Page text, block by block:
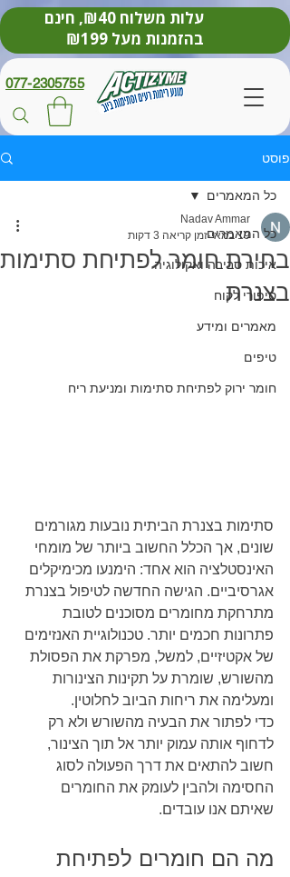
077-2305755
עלות משלוח ₪40, חינם
בהזמנות מעל ₪199
פוסט
כל המאמרים
איכות סביבה ואקולוגיה
סיפורי לקוח
מאמרים ומידע
טיפים
חומר ירוק לפתיחת סתימות ומניעת ריח
כל המאמרים
בחירת חומר לפתיחת סתימות
בצנרת
Nadav Ammar
19 במאי
זמן קריאה 3 דקות
סתימות בצנרת הביתית נובעות מגורמים
שונים, אך הכלל החשוב ביותר של מומחי
האינסטלציה הוא אחד: הימנעו מכימיקלים
אגרסיביים. הגישה החדשה לטיפול בצנרת
מתרחקת מחומרים מסוכנים לטובת
פתרונות חכמים יותר. טכנולוגיית האנזימים
של אקטיזיים, למשל, מפרקת את הפסולת
מהשורש, שומרת על תקינות הצינורות
ומעלימה את ריחות הביוב לחלוטין.
כדי לפתור את הבעיה מהשורש ולא רק
לדחוף אותה עמוק יותר אל תוך הצינור,
חשוב להתאים את דרך הפעולה לסוג
החסימה ולהבין לעומק את החומרים
שאיתם אנו עובדים.
מה הם חומרים לפתיחת